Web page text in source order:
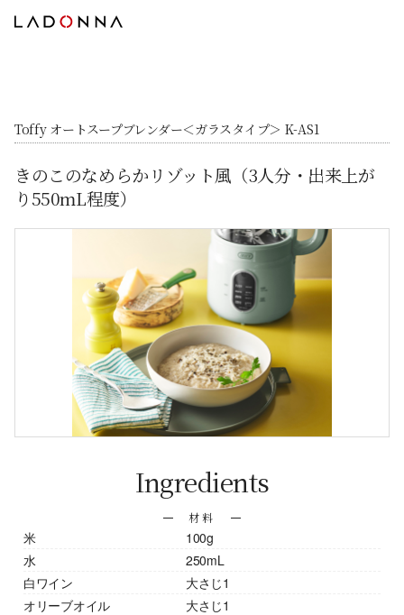
Toffy オートスープブレンダー＜ガラスタイプ＞ K-AS1
きのこのなめらかリゾット風（3人分・出来上が
り550mL程度）
Ingredients
材料
米
100g
水
250mL
白ワイン
大さじ1
オリーブオイル
大さじ1